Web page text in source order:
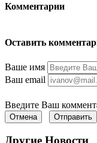
Комментарии
Оставить
Ваше имя
Ваш email
Введите Ваш
Отмена Отправить